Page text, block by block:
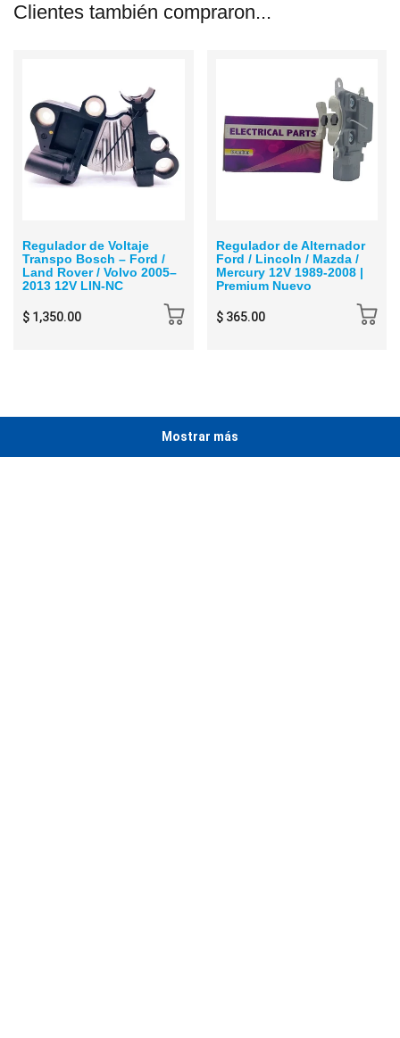
Clientes también compraron...
Regulador de Voltaje
Transpo Bosch – Ford /
Land Rover / Volvo 2005–
2013 12V LIN-NC
$ 1,350.00
Regulador de Alternador
Ford / Lincoln / Mazda /
Mercury 12V 1989-2008 |
Premium Nuevo
$ 365.00
Mostrar más